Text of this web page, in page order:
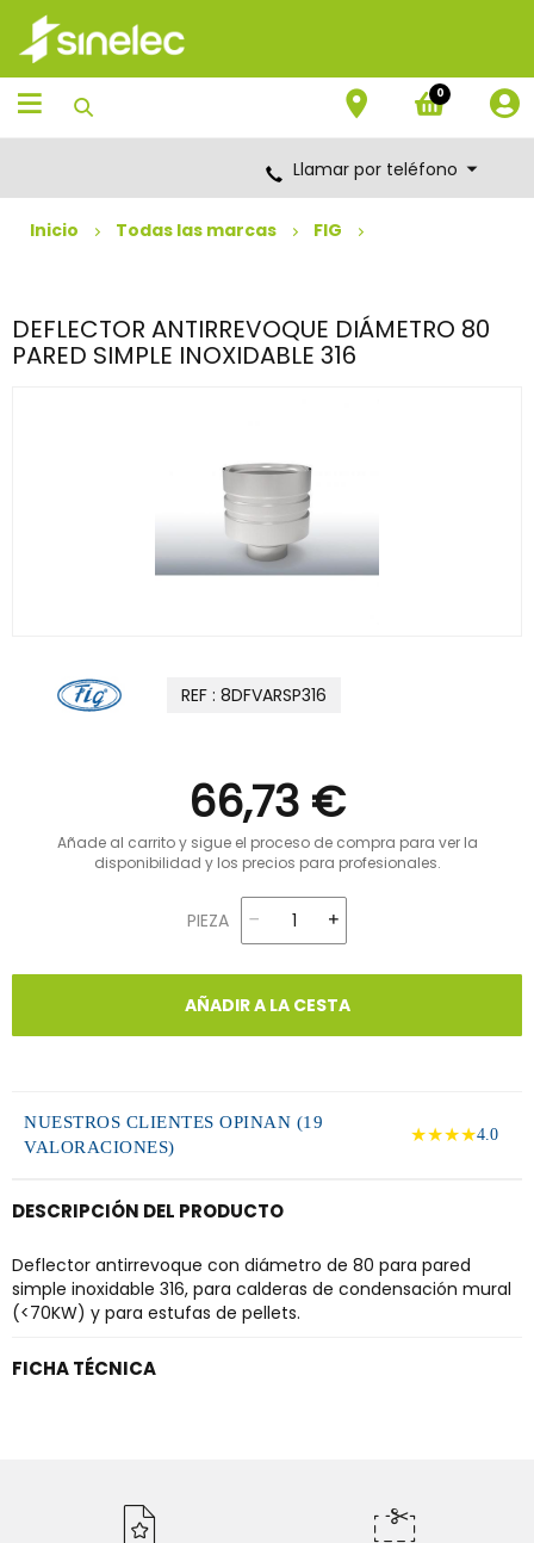
Saltar
contenido
Saltar
menú
de
navegación
0
Llamar por teléfono
Inicio Todas las marcas FIG
DEFLECTOR ANTIRREVOQUE DIÁMETRO 80
PARED SIMPLE INOXIDABLE 316
REF : 8DFVARSP316
66,73 €
Añade al carrito y sigue el proceso de compra para ver la
disponibilidad y los precios para profesionales.
PIEZA
AÑADIR A LA CESTA
NUESTROS CLIENTES OPINAN (19
VALORACIONES)
★★★★4.0
DESCRIPCIÓN DEL PRODUCTO
Deflector antirrevoque con diámetro de 80 para pared
simple inoxidable 316, para calderas de condensación mural
(<70KW) y para estufas de pellets.
FICHA TÉCNICA